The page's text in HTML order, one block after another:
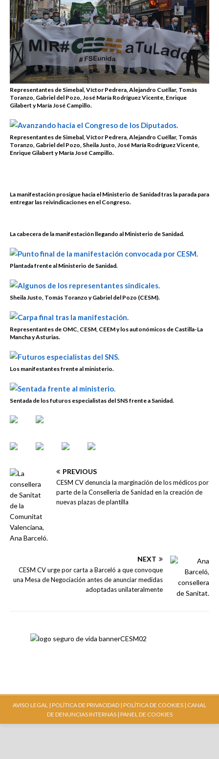
Representantes de Simebal, Víctor Pedrera, Alejandro Cuéllar, Tomás
Toranzo, Gabriel del Pozo, José María Rodríguez Vicente, Enrique
Gilabert y María José Campillo.
Representantes de Simebal, Víctor Pedrera, Alejandro Cuéllar, Tomás
Toranzo, Gabriel del Pozo, Sheila Justo, José María Rodríguez Vicente,
Enrique Gilabert y María José Campillo.
La manifestación prosigue hacia el Ministerio de Sanidad tras la parada para
entregar las reivindicaciones en el Congreso.
La cabecera de la manifestación llegando al Ministerio de Sanidad.
Plantada frente al Ministerio de Sanidad.
Sheila Justo, Tomás Toranzo y Gabriel del Pozo (CESM).
Representantes de OMC, CESM, CEEM y los autonómicos de Castilla-La
Mancha y Asturias.
Los manifestantes frente al ministerio.
Sentada de los futuros especialistas del SNS frente a Sanidad.
PREVIOUS
CESM CV denuncia la marginación de los médicos por
parte de la Conselleria de Sanidad en la creación de
nuevas plazas de plantilla
NEXT
CESM CV urge por carta a Barceló a que convoque
una Mesa de Negociación antes de anunciar medidas
adoptadas unilateralmente
AVISO LEGAL | POLÍTICA DE PRIVACIDAD | POLÍTICA DE COOKIES | CANAL
DE DENUNCIAS INTERNAS| PANEL DE COOKIES